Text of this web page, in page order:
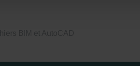
ochrany osobních údajů